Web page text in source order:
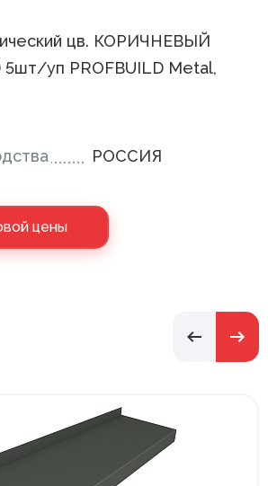
цв. КОРИЧНЕВЫЙ
уп PROFBUILD Metal,
РОССИЯ
цены